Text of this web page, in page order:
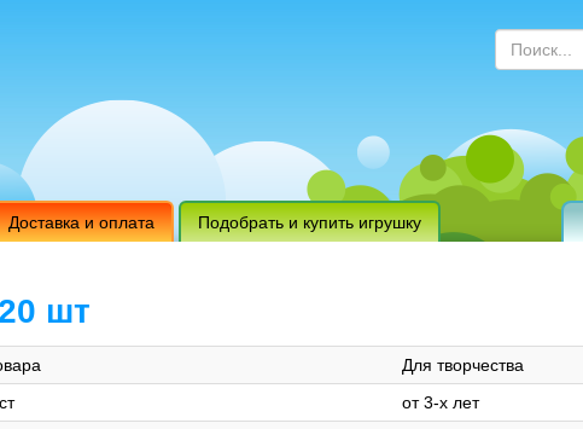
Доставка и оплата Подобрать и купить игрушку
шт
Для творчества
от 3-х лет